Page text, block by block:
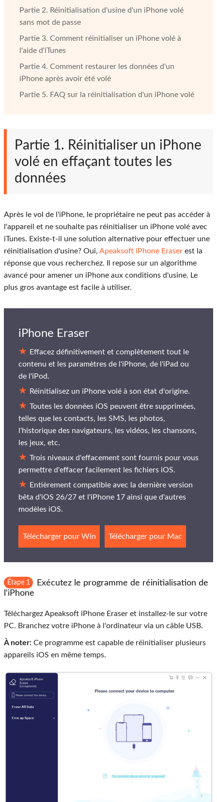
Partie 2. Réinitialisation d'usine d'un iPhone volé
sans mot de passe
Partie 3. Comment réinitialiser un iPhone volé à
l'aide d'iTunes
Partie 4. Comment restaurer les données d'un
iPhone après avoir été volé
Partie 5. FAQ sur la réinitialisation d'un iPhone volé
Partie 1. Réinitialiser un iPhone
volé en effaçant toutes les
données
Après le vol de l'iPhone, le propriétaire ne peut pas accéder à
l'appareil et ne souhaite pas réinitialiser un iPhone volé avec
iTunes. Existe-t-il une solution alternative pour effectuer une
réinitialisation d'usine? Oui, Apeaksoft iPhone Eraser est la
réponse que vous recherchez. Il repose sur un algorithme
avancé pour amener un iPhone aux conditions d'usine. Le
plus gros avantage est facile à utiliser.
iPhone Eraser
Effacez définitivement et complètement tout le
contenu et les paramètres de l'iPhone, de l'iPad ou
de l'iPod.
Réinitialisez un iPhone volé à son état d'origine.
Toutes les données iOS peuvent être supprimées,
telles que les contacts, les SMS, les photos,
l'historique des navigateurs, les vidéos, les chansons,
les jeux, etc.
Trois niveaux d'effacement sont fournis pour vous
permettre d'effacer facilement les fichiers iOS.
Entièrement compatible avec la dernière version
bêta d'iOS 26/27 et l'iPhone 17 ainsi que d'autres
modèles iOS.
Télécharger pour Win Télécharger pour Mac
Étape 1
Exécutez le programme de réinitialisation de
l'iPhone
Téléchargez Apeaksoft iPhone Eraser et installez-le sur votre
PC. Branchez votre iPhone à l'ordinateur via un câble USB.
À noter: Ce programme est capable de réinitialiser plusieurs
appareils iOS en même temps.